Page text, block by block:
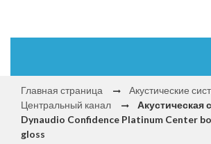
Главная страница
Акустические
Центральный канал
Акустическая
Dynaudio Confidence Platinum Center
gloss